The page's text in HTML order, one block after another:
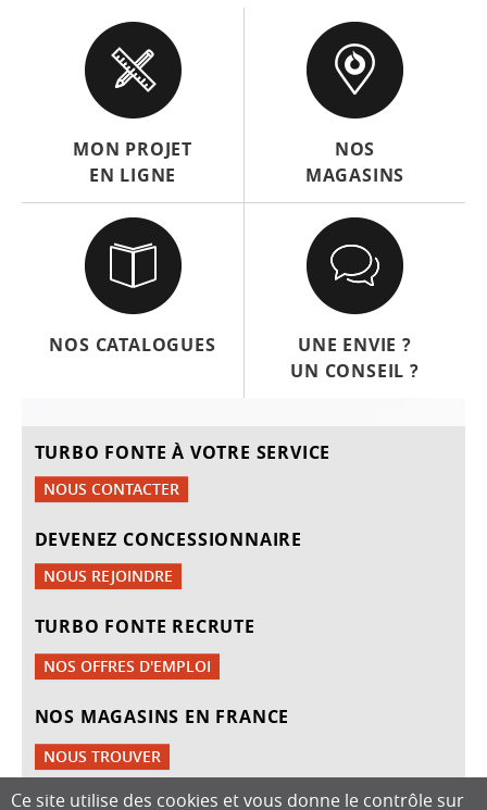
MON PROJET
EN LIGNE
NOS
MAGASINS
NOS CATALOGUES
UNE ENVIE ?
UN CONSEIL ?
TURBO FONTE À VOTRE SERVICE
NOUS CONTACTER
DEVENEZ CONCESSIONNAIRE
NOUS REJOINDRE
TURBO FONTE RECRUTE
NOS OFFRES D'EMPLOI
NOS MAGASINS EN FRANCE
NOUS TROUVER
Ce site utilise des cookies et vous donne le contrôle sur